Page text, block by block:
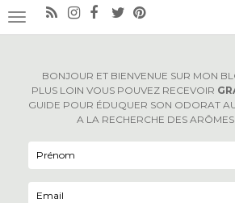
BONJOUR ET BIENVENUE SUR MON
PLUS LOIN VOUS POUVEZ RECEVOIR
GUIDE POUR ÉDUQUER SON ODORAT
A LA RECHERCHE DES
OUVRIR/FERMER LA NAVIGATION